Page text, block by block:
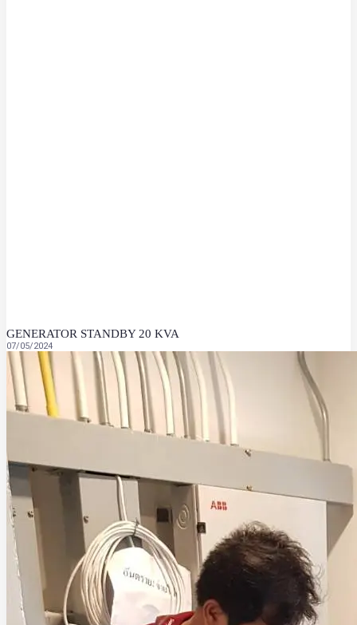
GENERATOR STANDBY 20 KVA
07/05/2024